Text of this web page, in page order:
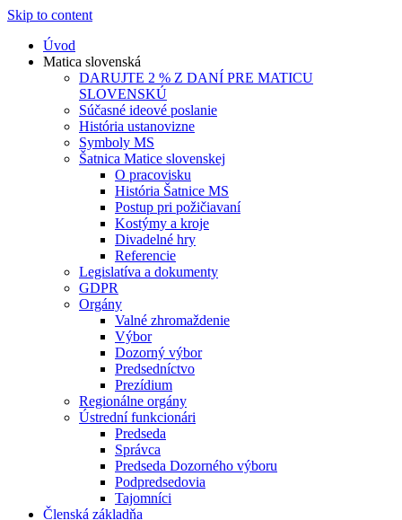
Skip to content
Úvod
Matica slovenská
DARUJTE 2 % Z DANÍ PRE MATICU
SLOVENSKÚ
Súčasné ideové poslanie
História ustanovizne
Symboly MS
Šatnica Matice slovenskej
O pracovisku
História Šatnice MS
Postup pri požičiavaní
Kostýmy a kroje
Divadelné hry
Referencie
Legislatíva a dokumenty
GDPR
Orgány
Valné zhromaždenie
Výbor
Dozorný výbor
Predsedníctvo
Prezídium
Regionálne orgány
Ústrední funkcionári
Predseda
Správca
Predseda Dozorného výboru
Podpredsedovia
Tajomníci
Členská základňa